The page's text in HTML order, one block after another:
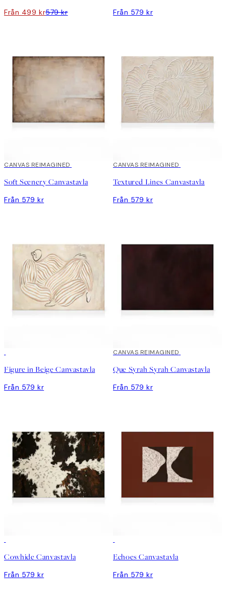
Från 499 kr579 kr Från 579 kr
CANVAS REIMAGINED
Soft Scenery Canvastavla
Från 579 kr
CANVAS REIMAGINED
Textured Lines Canvastavla
Från 579 kr
Figure in Beige Canvastavla
Från 579 kr
CANVAS REIMAGINED
Que Syrah Syrah Canvastavla
Från 579 kr
Cowhide Canvastavla
Från 579 kr
Echoes Canvastavla
Från 579 kr